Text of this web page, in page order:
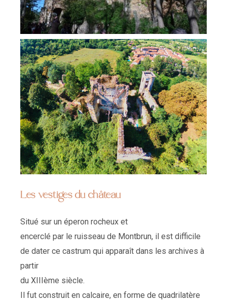
Les vestiges du château
Situé sur un éperon rocheux et
encerclé par le ruisseau de Montbrun, il est difficile
de dater ce castrum qui apparaît dans les archives à
partir
du XIIIème siècle.
Il fut construit en calcaire, en forme de quadrilatère